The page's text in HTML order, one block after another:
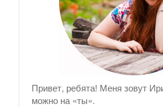
Привет, ребята! Меня зовут
можно на «ты».